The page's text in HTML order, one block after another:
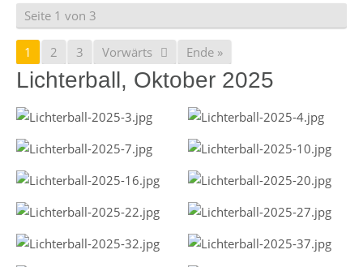
Seite 1 von 3
1 2 3 Vorwärts Ende »
Lichterball, Oktober 2025